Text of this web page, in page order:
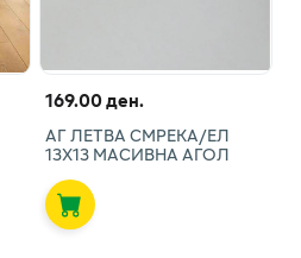
169.00 ден.
АГ ЛЕТВА СМРЕКА/ЕЛ
13X13 МАСИВНА АГОЛ